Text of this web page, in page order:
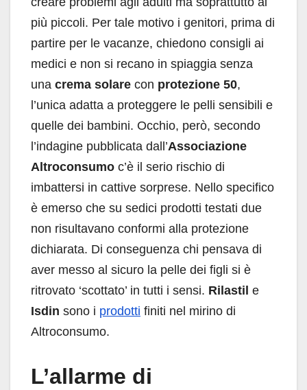
più piccoli. Per tale motivo i genitori, prima di
partire per le vacanze, chiedono consigli ai
medici e non si recano in spiaggia senza
una crema solare con protezione 50,
l’unica adatta a proteggere le pelli sensibili e
quelle dei bambini. Occhio, però, secondo
l’indagine pubblicata dall’Associazione
Altroconsumo c’è il serio rischio di
imbattersi in cattive sorprese. Nello specifico
è emerso che su sedici prodotti testati due
non risultavano conformi alla protezione
dichiarata. Di conseguenza chi pensava di
aver messo al sicuro la pelle dei figli si è
ritrovato ‘scottato’ in tutti i sensi. Rilastil e
Isdin sono i prodotti finiti nel mirino di
Altroconsumo.
L’allarme di